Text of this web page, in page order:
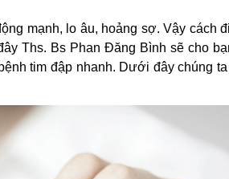
mạnh, lo âu, hoảng sợ. Vậy cách
Ths. Bs Phan Đăng Bình sẽ cho
tim đập nhanh. Dưới đây chúng